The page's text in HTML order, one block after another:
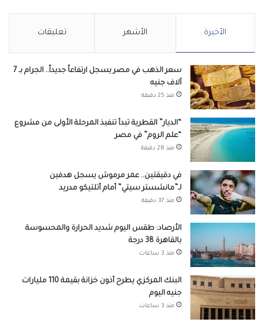
الأخيرة الأشهر تعليقات
سعر الذهب في مصر يسجل ارتفاعاً جديداً.. الجرام بـ 7
آلاف جنيه
منذ 25 دقيقة
“الديار” القطرية تبدأ تنفيذ المرحلة الأولى من مشروع
“علم الروم” في مصر
منذ 28 دقيقة
في دقيقتين.. عمر مرموش يسجل هدفين
لـ”مانشستر سيتي” أمام أتلتيكو مدريد
منذ 37 دقيقة
الأرصاد: طقس اليوم شديد الحرارة والمحسوسة
بالقاهرة 38 درجة
منذ 3 ساعات
البنك المركزي يطرح أذون خزانة بقيمة 110 مليارات
جنيه اليوم
منذ 3 ساعات